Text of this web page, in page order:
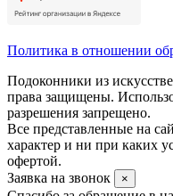
Политика в отношении
Подоконники из
права защищены.
разрешения запрещено.
Все представленные на
характер и ни при каких
офертой.
Заявка на звонок
×